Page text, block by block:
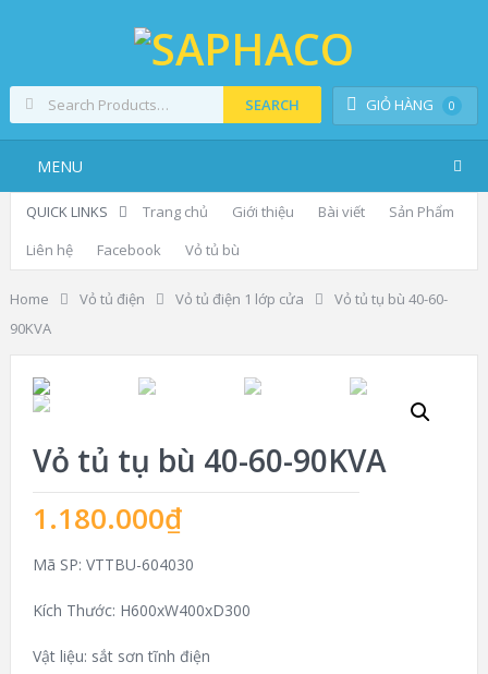
GIỎ HÀNG 0
SEARCH
MENU
QUICK LINKS Trang chủ Giới thiệu Bài viết
Sản Phẩm
Liên hệ
Facebook Vỏ tủ bù
Home Vỏ tủ điện Vỏ tủ điện 1 lớp cửa
Vỏ tủ tụ bù 40-60-
90KVA
Vỏ tủ tụ bù 40-60-90KVA
1.180.000₫
Mã SP: VTTBU-604030
Kích Thước: H600xW400xD300
Vật liệu: sắt sơn tĩnh điện